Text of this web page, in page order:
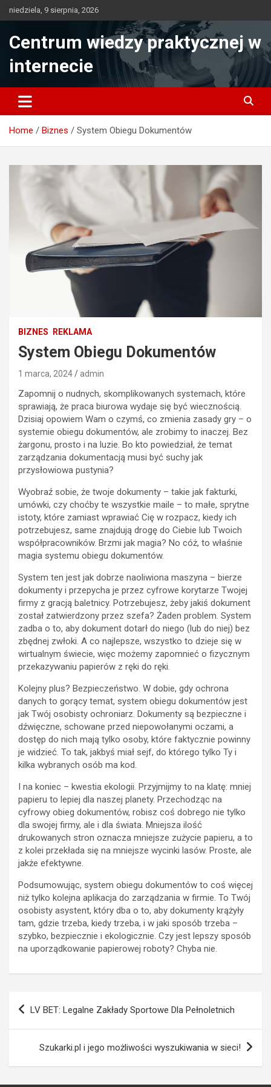
Skip
to
niedziela, 9 sierpnia, 2026
Centrum wiedzy praktycznej w
internecie
Home Biznes System Obiegu Dokumentów
BIZNES REKLAMA
System Obiegu Dokumentów
1 marca, 2024 admin
Zapomnij o nudnych, skomplikowanych systemach, które
sprawiają, że praca biurowa wydaje się być wiecznością.
Dzisiaj opowiem Wam o czymś, co zmienia zasady gry – o
systemie obiegu dokumentów, ale zrobimy to inaczej. Bez
żargonu, prosto i na luzie. Bo kto powiedział, że temat
zarządzania dokumentacją musi być suchy jak
przysłowiowa pustynia?
Wyobraź sobie, że twoje dokumenty – takie jak fakturki,
umówki, czy choćby te wszystkie maile – to małe, sprytne
istoty, które zamiast wprawiać Cię w rozpacz, kiedy ich
potrzebujesz, same znajdują drogę do Ciebie lub Twoich
współpracowników. Brzmi jak magia? No cóż, to właśnie
magia systemu obiegu dokumentów.
System ten jest jak dobrze naoliwiona maszyna – bierze
dokumenty i przepycha je przez cyfrowe korytarze Twojej
firmy z gracją baletnicy. Potrzebujesz, żeby jakiś dokument
został zatwierdzony przez szefa? Żaden problem. System
zadba o to, aby dokument dotarł do niego (lub do niej) bez
zbędnej zwłoki. A co najlepsze, wszystko to dzieje się w
wirtualnym świecie, więc możemy zapomnieć o fizycznym
przekazywaniu papierów z ręki do ręki.
Kolejny plus? Bezpieczeństwo. W dobie, gdy ochrona
danych to gorący temat, system obiegu dokumentów jest
jak Twój osobisty ochroniarz. Dokumenty są bezpieczne i
dźwięczne, schowane przed niepowołanymi oczami, a
dostęp do nich mają tylko osoby, które faktycznie powinny
je widzieć. To tak, jakbyś miał sejf, do którego tylko Ty i
kilka wybranych osób ma kod.
I na koniec – kwestia ekologii. Przyjmijmy to na klatę: mniej
papieru to lepiej dla naszej planety. Przechodząc na
cyfrowy obieg dokumentów, robisz coś dobrego nie tylko
dla swojej firmy, ale i dla świata. Mniejsza ilość
drukowanych stron oznacza mniejsze zużycie papieru, a to
z kolei przekłada się na mniejsze wycinki lasów. Proste, ale
jakże efektywne.
Podsumowując, system obiegu dokumentów to coś więcej
niż tylko kolejna aplikacja do zarządzania w firmie. To Twój
osobisty asystent, który dba o to, aby dokumenty krążyły
tam, gdzie trzeba, kiedy trzeba, i w jaki sposób trzeba –
szybko, bezpiecznie i ekologicznie. Czy jest lepszy sposób
na uporządkowanie papierowej roboty? Chyba nie.
Nawigacja
LV BET: Legalne Zakłady Sportowe Dla Pełnoletnich
Szukarki.pl i jego możliwości wyszukiwania w sieci!